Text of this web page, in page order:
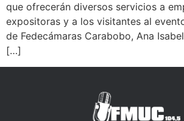
que ofrecerán diversos servicios a
expositoras y a los visitantes al
de Fedecámaras Carabobo, Ana
[…]